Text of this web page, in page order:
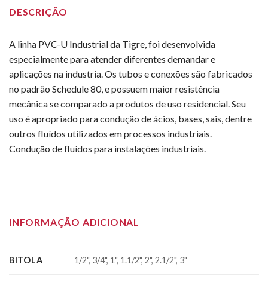
DESCRIÇÃO
A linha PVC-U Industrial da Tigre, foi desenvolvida
especialmente para atender diferentes demandar e
aplicações na industria. Os tubos e conexões são fabricados
no padrão Schedule 80, e possuem maior resistência
mecânica se comparado a produtos de uso residencial. Seu
uso é apropriado para condução de ácios, bases, sais, dentre
outros fluídos utilizados em processos industriais.
Condução de fluídos para instalações industriais.
INFORMAÇÃO ADICIONAL
BITOLA 1/2", 3/4", 1", 1.1/2", 2", 2.1/2", 3"